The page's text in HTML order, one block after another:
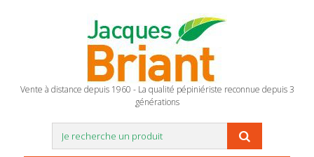
Vente à distance depuis 1960 - La qualité pépiniériste reconnue depuis 3
générations